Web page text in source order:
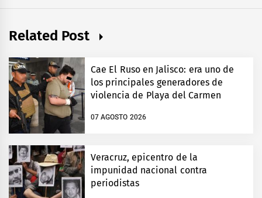
Related Post
Cae El Ruso en Jalisco: era uno de
los principales generadores de
violencia de Playa del Carmen
07 AGOSTO 2026
Veracruz, epicentro de la
impunidad nacional contra
periodistas